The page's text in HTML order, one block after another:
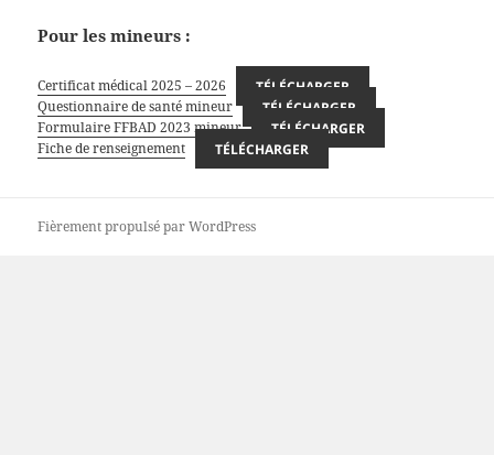
Pour les mineurs :
Certificat médical 2025 – 2026
TÉLÉCHARGER
Questionnaire de santé mineur
TÉLÉCHARGER
Formulaire FFBAD 2023 mineur
TÉLÉCHARGER
Fiche de renseignement
TÉLÉCHARGER
Fièrement propulsé par WordPress